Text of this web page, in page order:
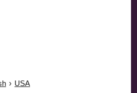
› USA